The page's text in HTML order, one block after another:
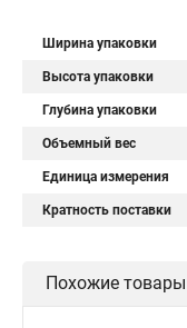
Ширина упаковки
Высота упаковки
Глубина упаковки
Объемный вес
Единица измерения
Кратность поставки
Похожие товары